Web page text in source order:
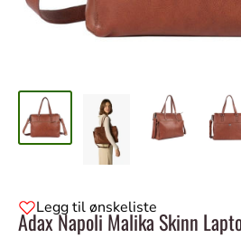
Legg til ønskeliste
Adax Napoli Malika Skinn